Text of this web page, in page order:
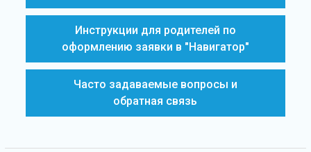
Инструкции для родителей по
оформлению заявки в "Навигатор"
Часто задаваемые вопросы и
обратная связь